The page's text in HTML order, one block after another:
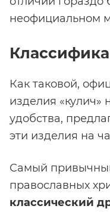
неофициальном
Как таковой,
изделия «кулич»
удобства,
эти изделия на
Самый
православных
классический